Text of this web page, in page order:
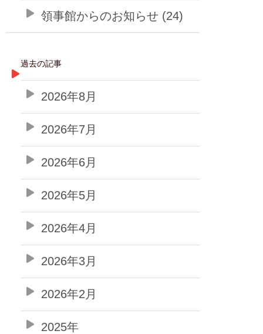
領事館からのお知らせ (24)
過去の記事
2026年8月
2026年7月
2026年6月
2026年5月
2026年4月
2026年3月
2026年2月
2025年